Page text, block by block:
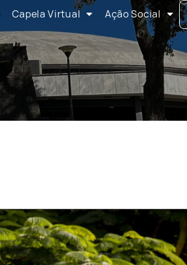
Capela Virtual Ação Social